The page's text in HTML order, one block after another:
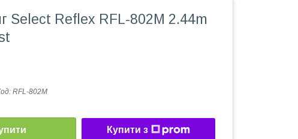
Select Reflex RFL-802M 2.44m
RFL-802M
Купити з